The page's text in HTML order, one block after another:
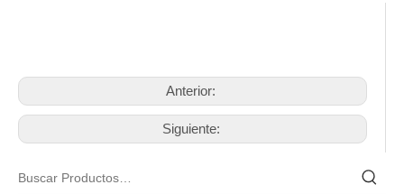
Anterior:
Siguiente: